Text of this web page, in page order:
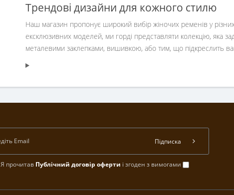
Трендові дизайни для кожного стилю
Наш магазин пропонує широкий вибір жіночих ременів у
ексклюзивних моделей, ми горді представляти колекцію, яка
металевими заклепками, вишивкою, або тим, що підкреслить
Я прочитав Публічний договір оферти і згоден з вимогами
Підписка